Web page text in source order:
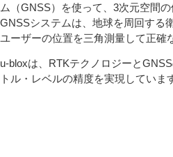
ム（GNSS）を使って、3次元空間
GNSSシステムは、地球を周回する
ユーザーの位置を三角測量して正確
u-bloxは、RTKテクノロジーと
トル・レベルの精度を実現していま